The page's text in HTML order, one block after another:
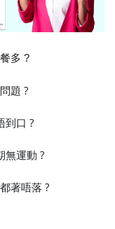
多 ?
題 ?
到口 ?
無運動 ?
著唔落 ?